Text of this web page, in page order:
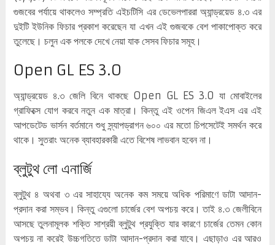
গুজবের পর্যায়ে থাকলেও সম্প্রতি এইচটিসি এর ডেভেলপাররা অ্যান্ড্রয়েড ৪.৩ এর
দুইটি ইউনিক ফিচার প্রকাশ করেছেন যা এখন এই গুজবকে বেশ পাকাপোক্ত করে
তুলেছে। চলুন এক পলকে দেখে নেয়া যাক সেসব ফিচার সমূহ।
Open GL ES 3.0
অ্যান্ড্রয়েড ৪.৩ জেলি বিনে থাকছে Open GL ES 3.0 যা মোবাইলের
গ্রাফিক্সে যোগ করবে নতুন এক মাত্রা। কিন্তু এই ওপেন জিএল ইএস এর এই
আপডেটেড ভার্সন বর্তমানে শুধু স্ন্যাপড্রাগন ৬০০ এর মতো চিপসেটেই সমর্থন করে
থাকে। সুতরাং অনেক ব্যাবহারকারী এতে বিশেষ লাভবান হবেন না।
ব্লুটুথ লো এনার্জি
ব্লুটুথ ৪ অথবা ৩ এর সাহায্যে অনেক কম সময়ে অধিক পরিমাণে ডাটা আদান-
প্রদান করা সম্ভব। কিন্তু এগুলো চার্জের বেশ অপচয় করে। তাই ৪.৩ জেলীবিনে
আসছে তুলনামূলক শক্তি সাশ্রয়ী ব্লুটুথ প্রযুক্তি যার কারণে চার্জের তেমন কোন
অপচয় না করেই উচ্চগতিতে ডাটা আদান-প্রদান করা যাবে। এছাড়াও এর আরও